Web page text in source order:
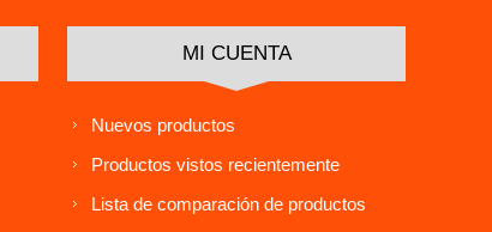
MI CUENTA
Nuevos productos
Productos vistos recientemente
Lista de comparación de productos